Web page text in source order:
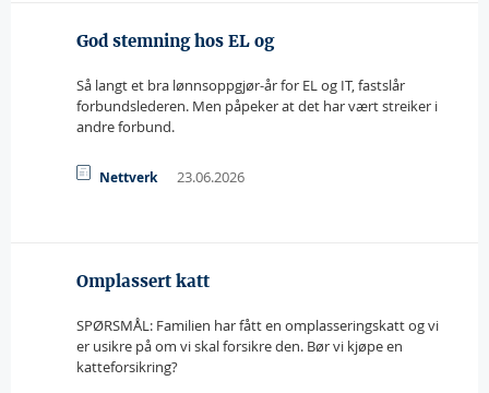
God stemning hos EL og
Så langt et bra lønnsoppgjør-år for EL og IT, fastslår
forbundslederen. Men påpeker at det har vært streiker i
andre forbund.
Nettverk 23.06.2026
Omplassert katt
SPØRSMÅL: Familien har fått en omplasseringskatt og vi
er usikre på om vi skal forsikre den. Bør vi kjøpe en
katteforsikring?